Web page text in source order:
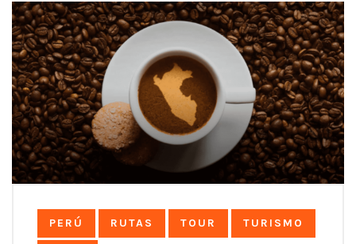
PERÚ RUTAS TOUR TURISMO